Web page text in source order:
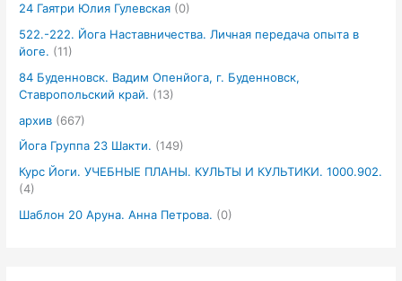
24 Гаятри Юлия Гулевская (0)
522.-222. Йога Наставничества. Личная передача опыта в
йоге. (11)
84 Буденновск. Вадим Опенйога, г. Буденновск,
Ставропольский край. (13)
архив (667)
Йога Группа 23 Шакти. (149)
Курс Йоги. УЧЕБНЫЕ ПЛАНЫ. КУЛЬТЫ И КУЛЬТИКИ. 1000.902.
(4)
Шаблон 20 Аруна. Анна Петрова. (0)